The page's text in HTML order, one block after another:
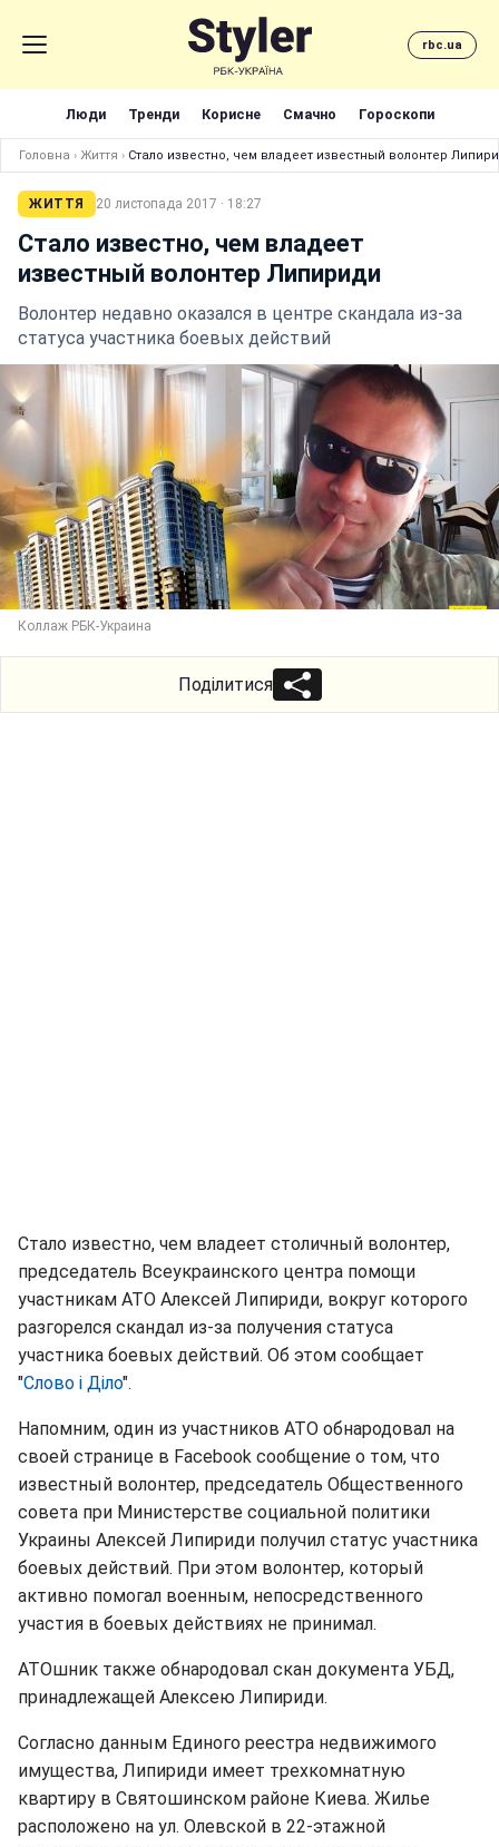
rbc.ua
Люди Тренди Корисне Смачно Гороскопи
Головна › Життя › Стало известно, чем владеет известный волонтер
ЖИТТЯ 20 листопада 2017 · 18:27
Стало известно, чем владеет
известный волонтер Липириди
Волонтер недавно оказался в центре скандала из-за
статуса участника боевых действий
Коллаж РБК-Украина
Поділитися
Стало известно, чем владеет столичный волонтер,
председатель Всеукраинского центра помощи
участникам АТО Алексей Липириди, вокруг которого
разгорелся скандал из-за получения статуса
участника боевых действий. Об этом сообщает
"Слово і Діло".
Напомним, один из участников АТО обнародовал на
своей странице в Facebook сообщение о том, что
известный волонтер, председатель Общественного
совета при Министерстве социальной политики
Украины Алексей Липириди получил статус участника
боевых действий. При этом волонтер, который
активно помогал военным, непосредственного
участия в боевых действиях не принимал.
АТОшник также обнародовал скан документа УБД,
принадлежащей Алексею Липириди.
Согласно данным Единого реестра недвижимого
имущества, Липириди имеет трехкомнатную
квартиру в Святошинском районе Киева. Жилье
расположено на ул. Олевской в 22-этажной